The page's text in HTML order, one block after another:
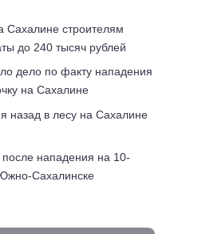
Сахалине строителям
до 240 тысяч рублей
дело по факту нападения
на Сахалине
назад в лесу на Сахалине
нападения на 10-
Сахалинске